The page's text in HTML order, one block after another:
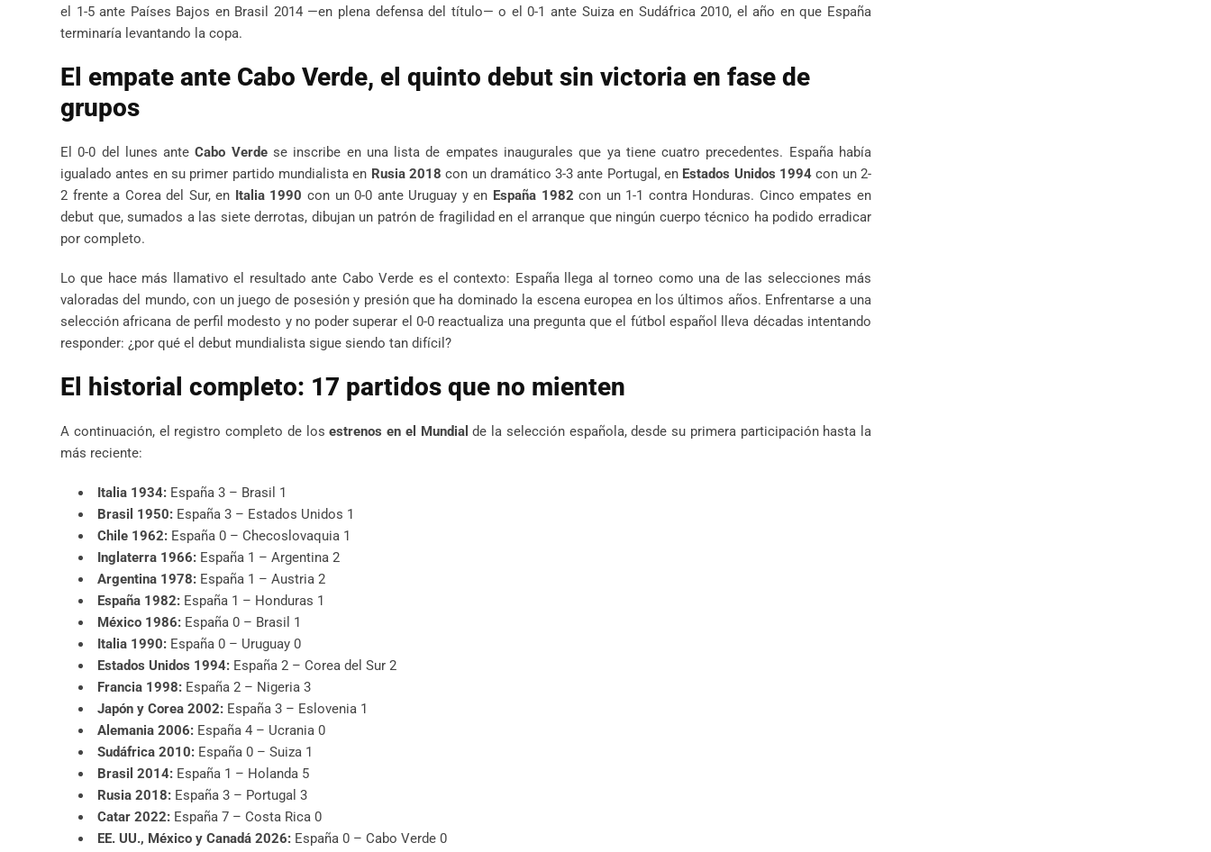
el 1-5 ante Países Bajos en Brasil 2014 —en plena defensa del título— o el 0-1 ante Suiza en Sudáfrica 2010, el año en que España
terminaría levantando la copa.
El empate ante Cabo Verde, el quinto debut sin victoria en fase de
grupos
El 0-0 del lunes anteCabo Verdese inscribe en una lista de empates inaugurales que ya tiene cuatro precedentes. España había
igualado antes en su primer partido mundialista en Rusia 2018 con un dramático 3-3 ante Portugal, en Estados Unidos 1994 con un 2-
2 frente a Corea del Sur, en Italia 1990 con un 0-0 ante Uruguay y en España 1982 con un 1-1 contra Honduras. Cinco empates en
debut que, sumados a las siete derrotas, dibujan un patrón de fragilidad en el arranque que ningún cuerpo técnico ha podido erradicar
por completo.
Lo que hace más llamativo el resultado ante Cabo Verde es el contexto: España llega al torneo como una de las selecciones más
valoradas del mundo, con un juego de posesión y presión que ha dominado la escena europea en los últimos años. Enfrentarse a una
selección africana de perfil modesto y no poder superar el 0-0 reactualiza una pregunta que el fútbol español lleva décadas intentando
responder: ¿por qué el debut mundialista sigue siendo tan difícil?
El historial completo: 17 partidos que no mienten
A continuación, el registro completo de losestrenos en el Mundial de la selección española, desde su primera participación hasta la
más reciente:
Italia 1934: España 3 – Brasil 1
Brasil 1950: España 3 – Estados Unidos 1
Chile 1962: España 0 – Checoslovaquia 1
Inglaterra 1966: España 1 – Argentina 2
Argentina 1978: España 1 – Austria 2
España 1982: España 1 – Honduras 1
México 1986: España 0 – Brasil 1
Italia 1990: España 0 – Uruguay 0
Estados Unidos 1994: España 2 – Corea del Sur 2
Francia 1998: España 2 – Nigeria 3
Japón y Corea 2002: España 3 – Eslovenia 1
Alemania 2006: España 4 – Ucrania 0
Sudáfrica 2010: España 0 – Suiza 1
Brasil 2014: España 1 – Holanda 5
Rusia 2018: España 3 – Portugal 3
Catar 2022: España 7 – Costa Rica 0
EE. UU., México y Canadá 2026: España 0 – Cabo Verde 0